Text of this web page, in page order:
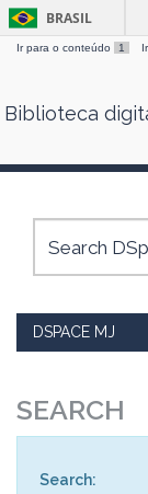
Skip
BRASIL
Ir para o conteúdo 1
Biblioteca
DSPACE MJ
SEARCH
Search: